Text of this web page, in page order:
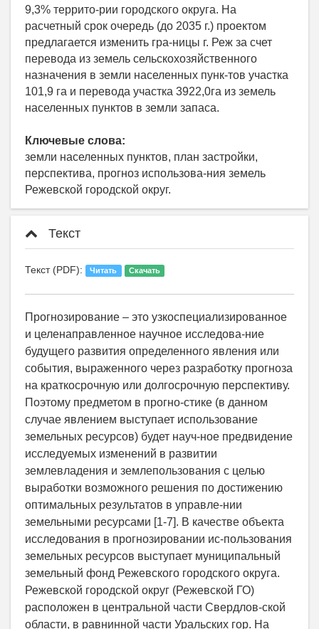
9,3% террито-рии городского округа. На
расчетный срок очередь (до 2035 г.) проектом
предлагается изменить гра-ницы г. Реж за счет
перевода из земель сельскохозяйственного
назначения в земли населенных пунк-тов участка
101,9 га и перевода участка 3922,0га из земель
населенных пунктов в земли запаса.
Ключевые слова:
земли населенных пунктов, план застройки,
перспектива, прогноз использова-ния земель
Режевской городской округ.
Текст
Текст (PDF): Читать Скачать
Прогнозирование – это узкоспециализированное
и целенаправленное научное исследова-ние
будущего развития определенного явления или
события, выраженного через разработку прогноза
на краткосрочную или долгосрочную перспективу.
Поэтому предметом в прогно-стике (в данном
случае явлением выступает использование
земельных ресурсов) будет науч-ное предвидение
исследуемых изменений в развитии
землевладения и землепользования с целью
выработки возможного решения по достижению
оптимальных результатов в управле-нии
земельными ресурсами [1-7]. В качестве объекта
исследования в прогнозировании ис-пользования
земельных ресурсов выступает муниципальный
земельный фонд Режевского городского округа.
Режевской городской округ (Режевской ГО)
расположен в центральной части Свердлов-ской
области, в равнинной части Уральских гор. На